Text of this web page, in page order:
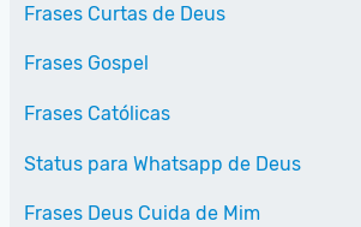
Frases Curtas de Deus
Frases Gospel
Frases Católicas
Status para Whatsapp de Deus
Frases Deus Cuida de Mim